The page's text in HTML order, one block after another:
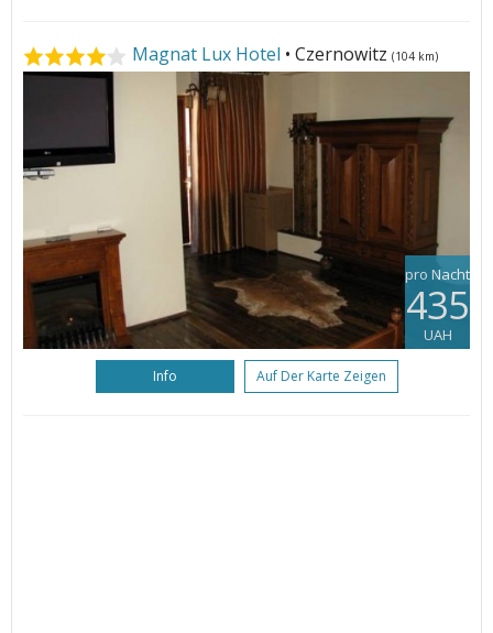
Magnat Lux Hotel • Czernowitz (104 km)
pro Nacht
435
UAH
Info Auf Der Karte Zeigen